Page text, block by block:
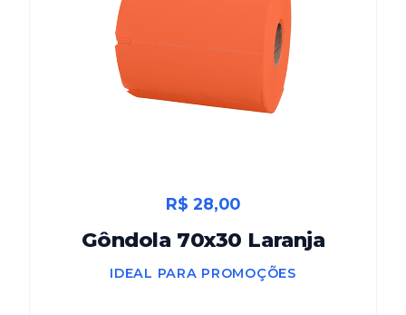
R$ 28,00
Gôndola 70x30 Laranja
IDEAL PARA PROMOÇÕES